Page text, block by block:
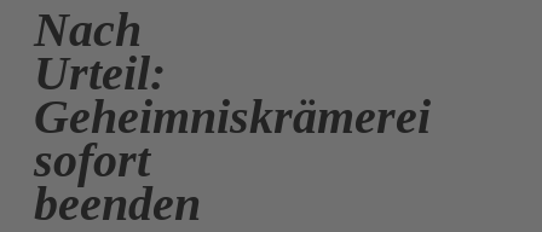
Nach
Urteil:
Geheimniskrämerei
sofort
beenden